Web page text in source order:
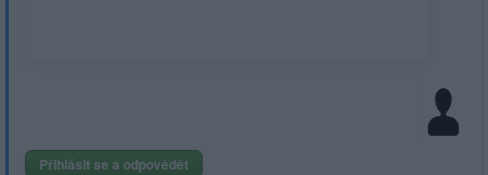
Přihlásit se a odpovědět